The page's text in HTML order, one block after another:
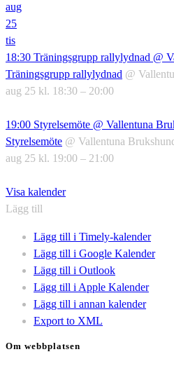
aug
25
tis
18:30 Träningsgrupp rallylydnad @
Träningsgrupp rallylydnad @
aug 25 kl. 18:30 – 20:00
19:00 Styrelsemöte @ Vallentuna
Styrelsemöte @ Vallentuna
aug 25 kl. 19:00 – 21:00
Visa kalender
Lägg till
Lägg till i Timely-kalender
Lägg till i Google Kalender
Lägg till i Outlook
Lägg till i Apple Kalender
Lägg till i annan kalender
Export to XML
Om webbplatsen